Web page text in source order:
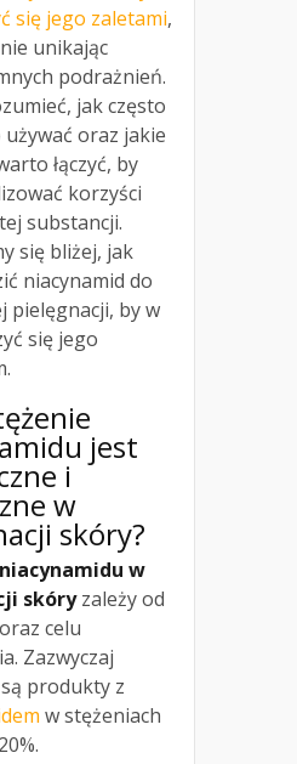
się jego zaletami,
unikając
podrażnień.
jak często
oraz jakie
łączyć, by
korzyści
substancji.
się bliżej, jak
niacynamid do
pielęgnacji, by w
się jego
jest
i
w
skóry?
w
skóryzależy od
celu
Zazwyczaj
produkty z
w stężeniach